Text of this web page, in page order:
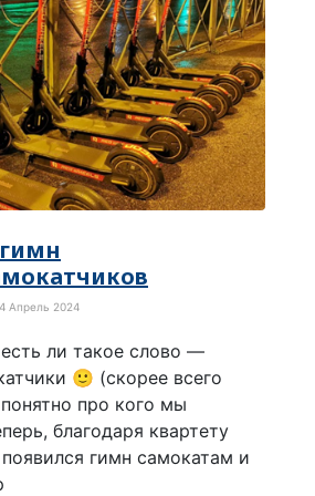
Апрель 2024
ли такое слово —
🙂 (скорее всего
про кого мы
благодаря квартету
гимн самокатам и